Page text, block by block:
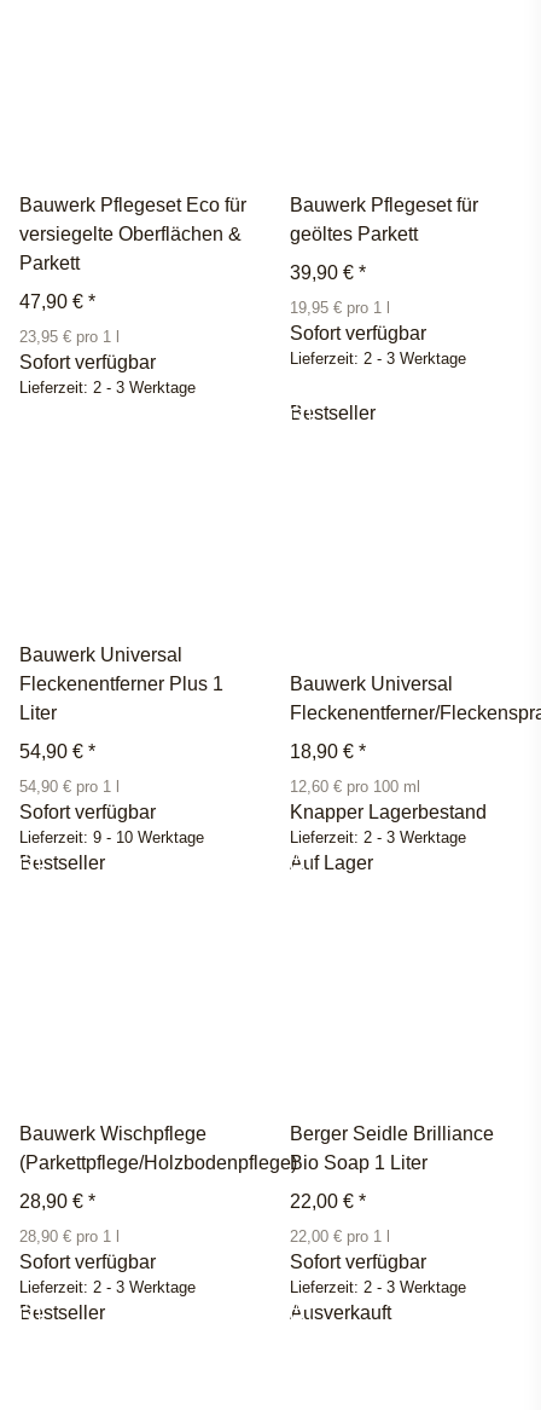
Bauwerk Pflegeset Eco für
versiegelte Oberflächen &
Parkett
47,90 € *
23,95 € pro 1 l
Sofort verfügbar
Lieferzeit: 2 - 3 Werktage
Bauwerk Pflegeset für
geöltes Parkett
39,90 € *
19,95 € pro 1 l
Sofort verfügbar
Lieferzeit: 2 - 3 Werktage
Bauwerk Universal
Fleckenentferner Plus 1
Liter
54,90 € *
54,90 € pro 1 l
Sofort verfügbar
Lieferzeit: 9 - 10 Werktage
Bestseller
Bauwerk Universal
Fleckenentferner/
18,90 € *
12,60 € pro 100 ml
Knapper Lagerbestand
Lieferzeit: 2 - 3 Werktage
Bestseller
Bauwerk Wischpflege
(Parkettpflege/Holzbodenpflege)
28,90 € *
28,90 € pro 1 l
Sofort verfügbar
Lieferzeit: 2 - 3 Werktage
Auf Lager
Berger Seidle Brilliance
Bio Soap 1 Liter
22,00 € *
22,00 € pro 1 l
Sofort verfügbar
Lieferzeit: 2 - 3 Werktage
Bestseller Ausverkauft